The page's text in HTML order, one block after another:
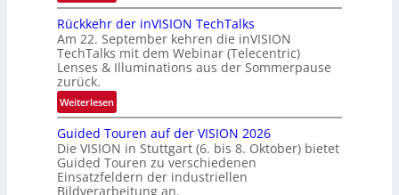
n
d
e
U
n
b
e
g
r
e
z
t
e
Rückkehr der inVISION TechTalks
Am 22. September kehren die inVISION
TechTalks mit dem Webinar (Telecentric)
Lenses & Illuminations aus der Sommerpause
zurück.
Weiterlesen:
R
ü
c
k
k
Guided Touren auf der VISION 2026
Die VISION in Stuttgart (6. bis 8. Oktober) bietet
Guided Touren zu verschiedenen
Einsatzfeldern der industriellen
Bildverarbeitung an.